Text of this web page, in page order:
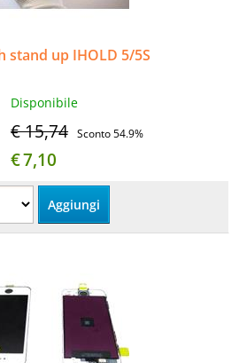
stand up IHOLD 5/5S
Disponibile
€ 15,74 Sconto 54.9%
€7,10